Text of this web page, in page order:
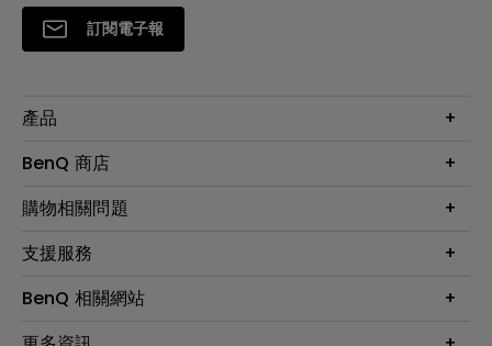
訂閱電子報
產品
大型液晶
投影機
智慧照明
專業拍物視訊鏡頭
BenQ 商店
最新產品與活動
尋找銷售據點
會員綁定LINE教學
購物相關問題
第一次購物就上手
延長保固購買
贈品兌換網站首頁
支援服務
服務公告
BenQ 相關網站
專業商用解決方案